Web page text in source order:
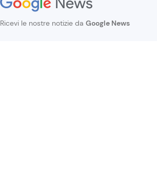
Ricevi le nostre notizie da Google News